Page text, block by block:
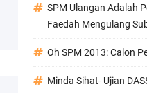
SPM Ulangan Adalah
Faedah Mengulang
Oh SPM 2013: Calon
Minda Sihat- Ujian